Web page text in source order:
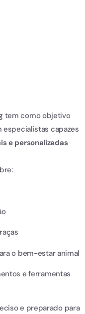
tem como objetivo
capazes
e personalizadas
o bem-estar animal
e ferramentas
e preparado para